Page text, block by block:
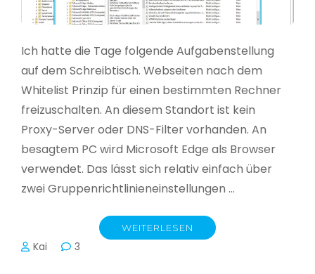
Ich hatte die Tage folgende Aufgabenstellung
auf dem Schreibtisch. Webseiten nach dem
Whitelist Prinzip für einen bestimmten Rechner
freizuschalten. An diesem Standort ist kein
Proxy-Server oder DNS-Filter vorhanden. An
besagtem PC wird Microsoft Edge als Browser
verwendet. Das lässt sich relativ einfach über
zwei Gruppenrichtlinieneinstellungen …
WEITERLESEN
Kai 3